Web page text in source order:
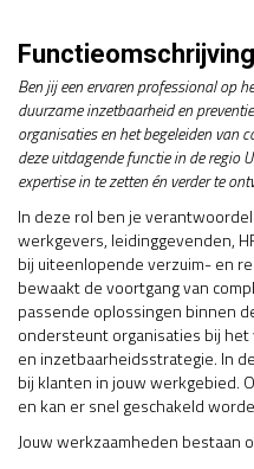
Functieomschrijving
Ben jij een ervaren professional op
duurzame inzetbaarheid en
organisaties en het begeleiden van
deze uitdagende functie in de regio
expertise in te zetten én verder te
In deze rol ben je
werkgevers, leidinggevenden,
bij uiteenlopende verzuim- en
bewaakt de voortgang van
passende oplossingen binnen
ondersteunt organisaties bij
en inzetbaarheidsstrategie. In
bij klanten in jouw werkgebied.
en kan er snel geschakeld
Jouw werkzaamheden bestaan